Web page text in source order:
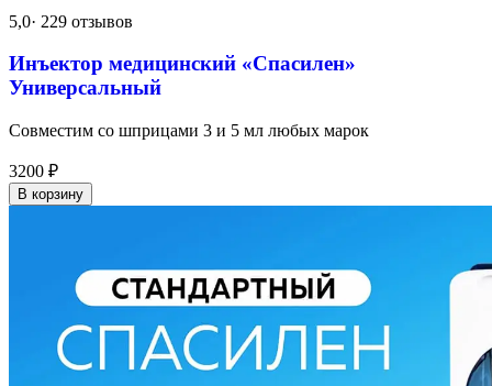
5,0· 229 отзывов
Инъектор медицинский «Спасилен»
Универсальный
Совместим со шприцами 3 и 5 мл любых марок
3200 ₽
В корзину